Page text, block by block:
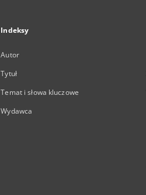
Indeksy
Autor
Tytuł
Temat i słowa kluczowe
Wydawca